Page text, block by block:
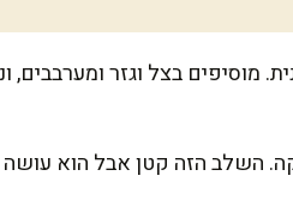
השלב הזה קטן אבל הוא